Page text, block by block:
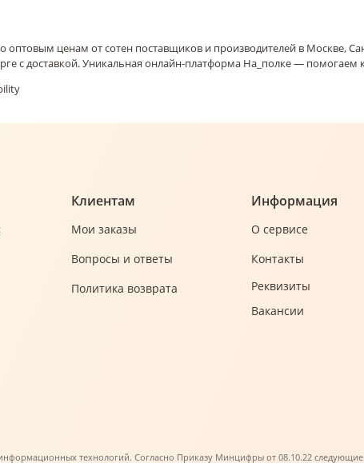
оптовым ценам от сотен поставщиков и производителей в Москве,
с доставкой. Уникальная онлайн-платформа На_полке —
Клиентам
Мои заказы
Вопросы и ответы
Политика возврата
Информация
О сервисе
Контакты
Реквизиты
Вакансии
технологий. Согласно Приказу Минцифры от 08.10.22 следующие